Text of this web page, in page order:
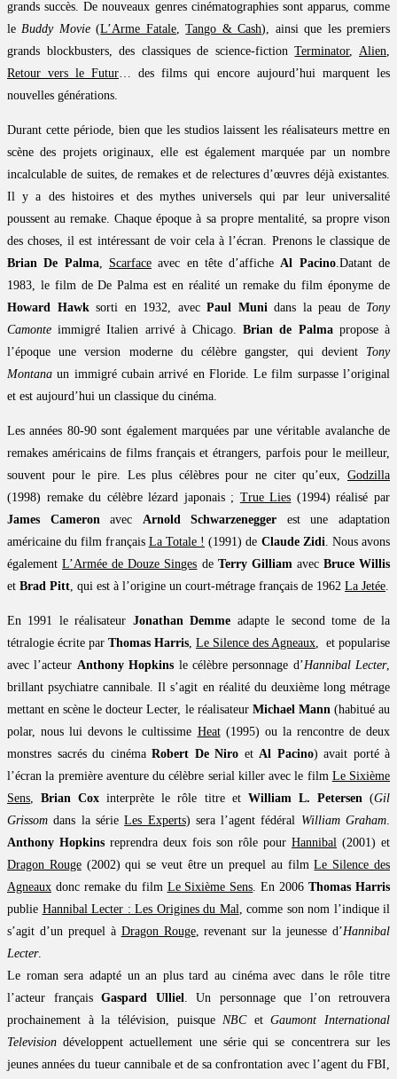
grands succès. De nouveaux genres cinématographies sont apparus, comme
leBuddy Movie(L’Arme Fatale,Tango & Cash), ainsi que les premiers
grands blockbusters, des classiques de science-fictionTerminator,Alien,
Retour vers le Futur… des films qui encore aujourd’hui marquent les
nouvelles générations.
Durant cette période, bien que les studios laissent les réalisateurs mettre en
scène des projets originaux, elle est également marquée par un nombre
incalculable de suites, de remakes et de relectures d’œuvres déjà existantes.
Il y a des histoires et des mythes universels qui par leur universalité
poussent au remake. Chaque époque à sa propre mentalité, sa propre vison
des choses, il est intéressant de voir cela à l’écran. Prenons le classique de
Brian De Palma, Scarfaceavec en tête d’afficheAl Pacino.Datant de
1983, le film de De Palma est en réalité un remake du film éponyme de
Howard Hawksorti en 1932, avec Paul Munidans la peau de Tony
Camonte immigré Italien arrivé à Chicago.Brian de Palmapropose à
l’époque une version moderne du célèbre gangster, qui devient Tony
Montana un immigré cubain arrivé en Floride. Le film surpasse l’original
et est aujourd’hui un classique du cinéma.
Les années 80-90 sont également marquées par une véritable avalanche de
remakes américains de films français et étrangers, parfois pour le meilleur,
souvent pour le pire. Les plus célèbres pour ne citer qu’eux, Godzilla
(1998) remake du célèbre lézard japonais ; True Lies (1994) réalisé par
James Cameronavec Arnold Schwarzenegger est une adaptation
américaine du film français La Totale ! (1991) de Claude Zidi. Nous avons
égalementL’Armée de Douze Singes de Terry Gilliamavec Bruce Willis
et Brad Pitt, qui est à l’origine un court-métrage français de 1962 La Jetée.
En 1991 le réalisateur Jonathan Demme adapte le second tome de la
tétralogie écrite par Thomas Harris, Le Silence des Agneaux, et popularise
avec l’acteur Anthony Hopkins le célèbre personnage d’Hannibal Lecter,
brillant psychiatre cannibale. Il s’agit en réalité du deuxième long métrage
mettant en scène le docteur Lecter, le réalisateur Michael Mann(habitué au
polar, nous lui devons le cultissime Heat(1995) ou la rencontre de deux
monstres sacrés du cinéma Robert De Niro et Al Pacino) avait porté à
l’écran la première aventure du célèbre serial killer avec le film Le Sixième
Sens,Brian Cox interprète le rôle titre et William L. Petersen(Gil
Grissom dans la sérieLes Experts) sera l’agent fédéral William Graham.
Anthony Hopkins reprendra deux fois son rôle pour Hannibal (2001) et
Dragon Rouge(2002) qui se veut être un prequel au filmLe Silence des
Agneaux donc remake du film Le Sixième Sens. En 2006Thomas Harris
publie Hannibal Lecter : Les Origines du Mal, comme son nom l’indique il
s’agit d’un prequel à Dragon Rouge, revenant sur la jeunesse d’Hannibal
Lecter.
Le roman sera adapté un an plus tard au cinéma avec dans le rôle titre
l’acteur français Gaspard Ulliel. Un personnage que l’on retrouvera
prochainement à la télévision, puisqueNBCetGaumont International
Television développent actuellement une série qui se concentrera sur les
jeunes années du tueur cannibale et de sa confrontation avec l’agent du FBI,